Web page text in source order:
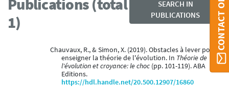
Publications (total
1)
SEARCH IN
PUBLICATIONS
Chauvaux, R., & Simon, X. (2019). Obstacles à lever pour
enseigner la théorie de l'évolution. In Théorie de
l'évolution et croyance: le choc (pp. 101-119). ABA
Editions.
https://hdl.handle.net/20.500.12907/16860